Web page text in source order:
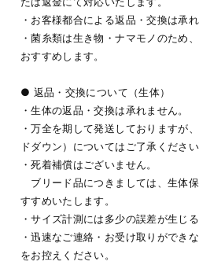
・お客様都合による返品・交換は承れ
・菌糸類は生き物・ナマモノのため
おすすめします。
● 返品・交換について（生体）
・生体の返品・交換は承れません。
・万全を期して発送しておりますが
ドダウン）についてはご了承ください
・死着補償はございません。
ブリード品につきましては、生体
すすめいたします。
・サイズ計測には多少の誤差が生じ
・迅速なご連絡・お受け取りができ
をお控えください。